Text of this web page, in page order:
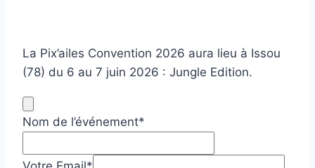
La Pix’ailes Convention 2026 aura lieu à Issou
(78) du 6 au 7 juin 2026 : Jungle Edition.
Nom de l’événement*